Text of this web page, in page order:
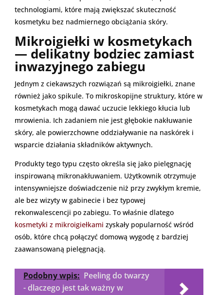
technologiami, które mają zwiększać skuteczność
kosmetyku bez nadmiernego obciążania skóry.
Mikroigiełki w kosmetykach
— delikatny bodziec zamiast
inwazyjnego zabiegu
Jednym z ciekawszych rozwiązań są mikroigiełki, znane
również jako spikule. To mikroskopijne struktury, które w
kosmetykach mogą dawać uczucie lekkiego kłucia lub
mrowienia. Ich zadaniem nie jest głębokie nakłuwanie
skóry, ale powierzchowne oddziaływanie na naskórek i
wsparcie działania składników aktywnych.
Produkty tego typu często określa się jako pielęgnację
inspirowaną mikronakłuwaniem. Użytkownik otrzymuje
intensywniejsze doświadczenie niż przy zwykłym kremie,
ale bez wizyty w gabinecie i bez typowej
rekonwalescencji po zabiegu. To właśnie dlatego
kosmetyki z mikroigiełkami zyskały popularność wśród
osób, które chcą połączyć domową wygodę z bardziej
zaawansowaną pielęgnacją.
Podobny wpis: Peeling do twarzy
- dlaczego jest tak ważny w